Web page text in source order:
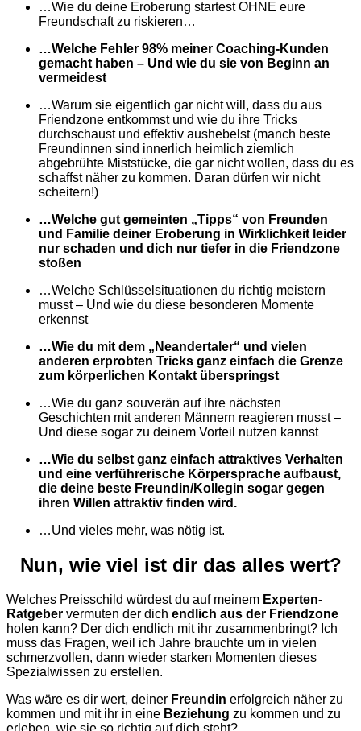
…Wie du deine Eroberung startest OHNE eure
Freundschaft zu riskieren…
…Welche Fehler 98% meiner Coaching-Kunden
gemacht haben – Und wie du sie von Beginn an
vermeidest
…Warum sie eigentlich gar nicht will, dass du aus
Friendzone entkommst und wie du ihre Tricks
durchschaust und effektiv aushebelst (manch beste
Freundinnen sind innerlich heimlich ziemlich
abgebrühte Miststücke, die gar nicht wollen, dass du es
schaffst näher zu kommen. Daran dürfen wir nicht
scheitern!)
…Welche gut gemeinten „Tipps“ von Freunden
und Familie deiner Eroberung in Wirklichkeit leider
nur schaden und dich nur tiefer in die Friendzone
stoßen
…Welche Schlüsselsituationen du richtig meistern
musst – Und wie du diese besonderen Momente
erkennst
…Wie du mit dem „Neandertaler“ und vielen
anderen erprobten Tricks ganz einfach die Grenze
zum körperlichen Kontakt überspringst
…Wie du ganz souverän auf ihre nächsten
Geschichten mit anderen Männern reagieren musst –
Und diese sogar zu deinem Vorteil nutzen kannst
…Wie du selbst ganz einfach attraktives Verhalten
und eine verführerische Körpersprache aufbaust,
die deine beste Freundin/Kollegin sogar gegen
ihren Willen attraktiv finden wird.
…Und vieles mehr, was nötig ist.
Nun, wie viel ist dir das alles wert?
Welches Preisschild würdest du auf meinem Experten-
Ratgeber vermuten der dich endlich aus der Friendzone
holen kann? Der dich endlich mit ihr zusammenbringt? Ich
muss das Fragen, weil ich Jahre brauchte um in vielen
schmerzvollen, dann wieder starken Momenten dieses
Spezialwissen zu erstellen.
Was wäre es dir wert, deiner Freundin erfolgreich näher zu
kommen und mit ihr in eine Beziehung zu kommen und zu
erleben, wie sie so richtig auf dich steht?